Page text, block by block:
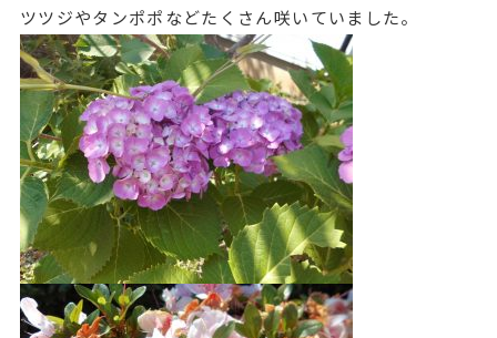
ツツジやタンポポなどたくさん咲いていました。